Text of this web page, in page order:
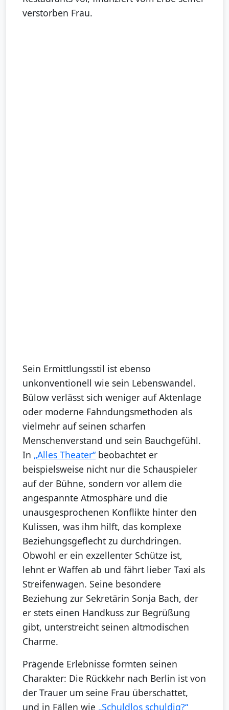
verstorben Frau.
Sein Ermittlungsstil ist ebenso
unkonventionell wie sein Lebenswandel.
Bülow verlässt sich weniger auf Aktenlage
oder moderne Fahndungsmethoden als
vielmehr auf seinen scharfen
Menschenverstand und sein Bauchgefühl.
In „Alles Theater“ beobachtet er
beispielsweise nicht nur die Schauspieler
auf der Bühne, sondern vor allem die
angespannte Atmosphäre und die
unausgesprochenen Konflikte hinter den
Kulissen, was ihm hilft, das komplexe
Beziehungsgeflecht zu durchdringen.
Obwohl er ein exzellenter Schütze ist,
lehnt er Waffen ab und fährt lieber Taxi als
Streifenwagen. Seine besondere
Beziehung zur Sekretärin Sonja Bach, der
er stets einen Handkuss zur Begrüßung
gibt, unterstreicht seinen altmodischen
Charme.
Prägende Erlebnisse formten seinen
Charakter: Die Rückkehr nach Berlin ist von
der Trauer um seine Frau überschattet,
und in Fällen wie „Schuldlos schuldig?“